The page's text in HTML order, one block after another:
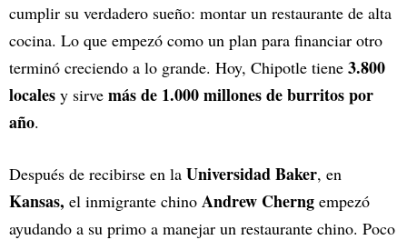
cumplir su verdadero sueño: montar un restaurante de alta
cocina. Lo que empezó como un plan para financiar otro
terminó creciendo a lo grande. Hoy, Chipotle tiene 3.800
locales y sirve más de 1.000 millones de burritos por
año.
Después de recibirse en la Universidad Baker, en
Kansas, el inmigrante chino Andrew Cherng empezó
ayudando a su primo a manejar un restaurante chino. Poco